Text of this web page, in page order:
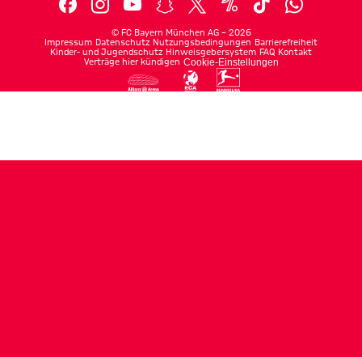
© FC Bayern München AG – 2026
Impressum Datenschutz Nutzungsbedingungen Barrierefreiheit
Kinder- und Jugendschutz Hinweisgebersystem FAQ Kontakt
Verträge hier kündigen Cookie-Einstellungen